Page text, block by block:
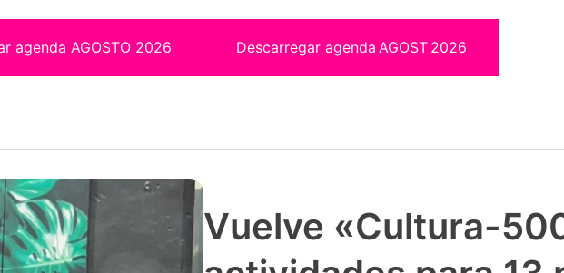
agenda AGOSTO 2026 Descarregar agenda AGOST 2026
Se abre el plazo